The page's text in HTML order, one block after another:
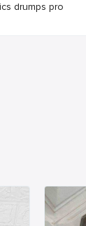
drumps pro